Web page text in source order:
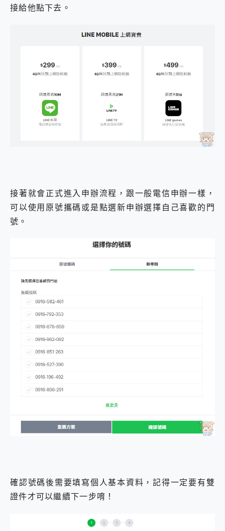
接給他點下去。
接著就會正式進入申辦流程，跟一般電信申辦一樣，
可以使用原號攜碼或是點選新申辦選擇自己喜歡的門
號。
確認號碼後需要填寫個人基本資料，記得一定要有雙
證件才可以繼續下一步唷！